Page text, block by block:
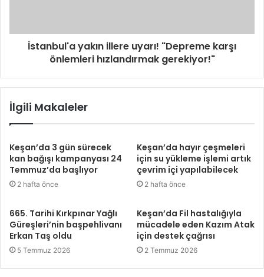
İstanbul'a yakın illere uyarı! "Depreme karşı
önlemleri hızlandırmak gerekiyor!"
İlgili Makaleler
Keşan’da 3 gün sürecek
kan bağışı kampanyası 24
Temmuz’da başlıyor
2 hafta önce
Keşan’da hayır çeşmeleri
için su yükleme işlemi artık
çevrim içi yapılabilecek
2 hafta önce
665. Tarihi Kırkpınar Yağlı
Güreşleri’nin başpehlivanı
Erkan Taş oldu
5 Temmuz 2026
Keşan’da Fil hastalığıyla
mücadele eden Kazım Atak
için destek çağrısı
2 Temmuz 2026